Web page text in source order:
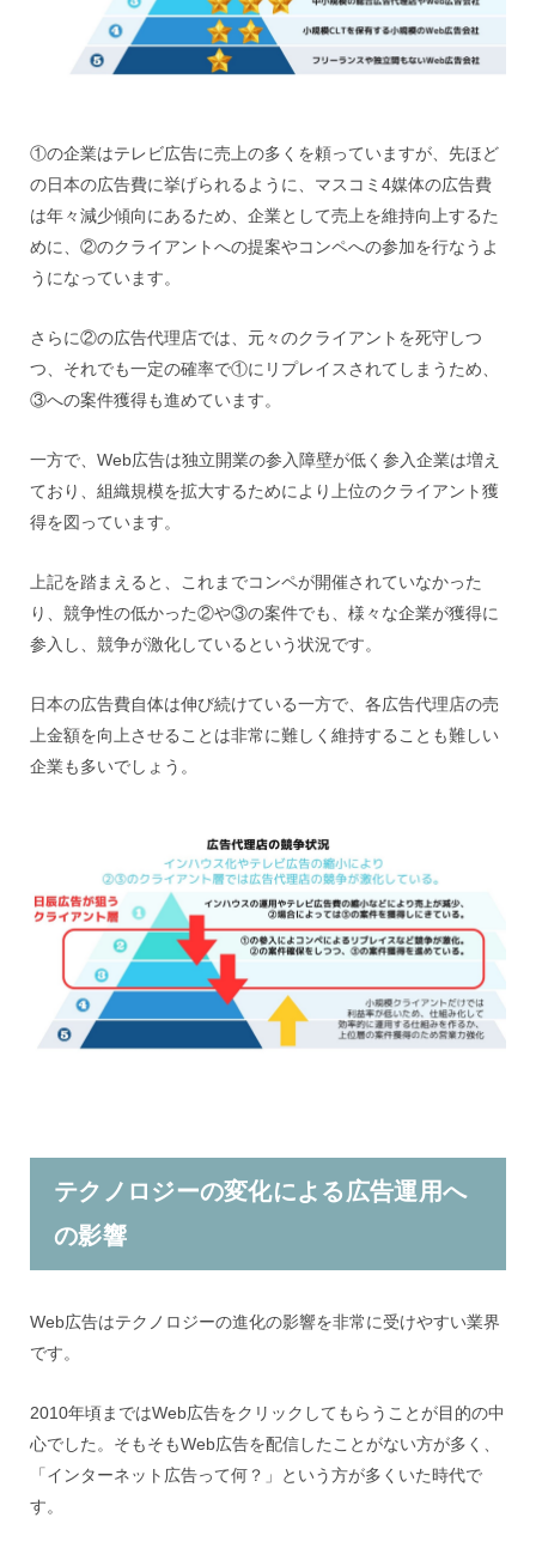
①の企業はテレビ広告に売上の多くを頼っていますが、先ほど
の日本の広告費に挙げられるように、マスコミ4媒体の広告費
は年々減少傾向にあるため、企業として売上を維持向上するた
めに、②のクライアントへの提案やコンペへの参加を行なうよ
うになっています。
さらに②の広告代理店では、元々のクライアントを死守しつ
つ、それでも一定の確率で①にリプレイスされてしまうため、
③への案件獲得も進めています。
一方で、Web広告は独立開業の参入障壁が低く参入企業は増え
ており、組織規模を拡大するためにより上位のクライアント獲
得を図っています。
上記を踏まえると、これまでコンペが開催されていなかった
り、競争性の低かった②や③の案件でも、様々な企業が獲得に
参入し、競争が激化しているという状況です。
日本の広告費自体は伸び続けている一方で、各広告代理店の売
上金額を向上させることは非常に難しく維持することも難しい
企業も多いでしょう。
テクノロジーの変化による広告運用へ
の影響
Web広告はテクノロジーの進化の影響を非常に受けやすい業界
です。
2010年頃まではWeb広告をクリックしてもらうことが目的の中
心でした。そもそもWeb広告を配信したことがない方が多く、
「インターネット広告って何？」という方が多くいた時代で
す。